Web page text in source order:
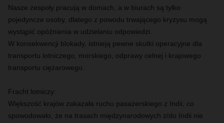
Nasze zespoły pracują w domach, a w biurach są tylko
pojedyncze osoby, dlatego z powodu trwającego kryzysu mogą
wystąpić opóźnienia w udzielaniu odpowiedzi.
W konsekwencji blokady, istnieją pewne skutki operacyjne dla
transportu lotniczego, morskiego, odprawy celnej i krajowego
transportu ciężarowego.
Fracht lotniczy:
Większość krajów zakazała ruchu pasażerskiego z Indii, co
spowodowało, że na trasach międzynarodowych z/do Indii nie